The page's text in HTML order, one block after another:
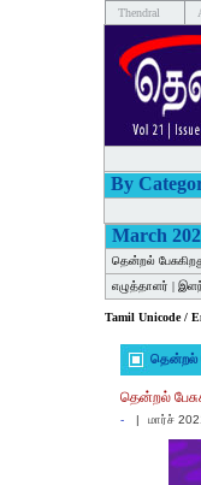
Thendral
By
March
தென்றல்
எழுத்தாளர் |
Tamil Unicode /
தென்றல்
தென்றல்
- | மார்ச்